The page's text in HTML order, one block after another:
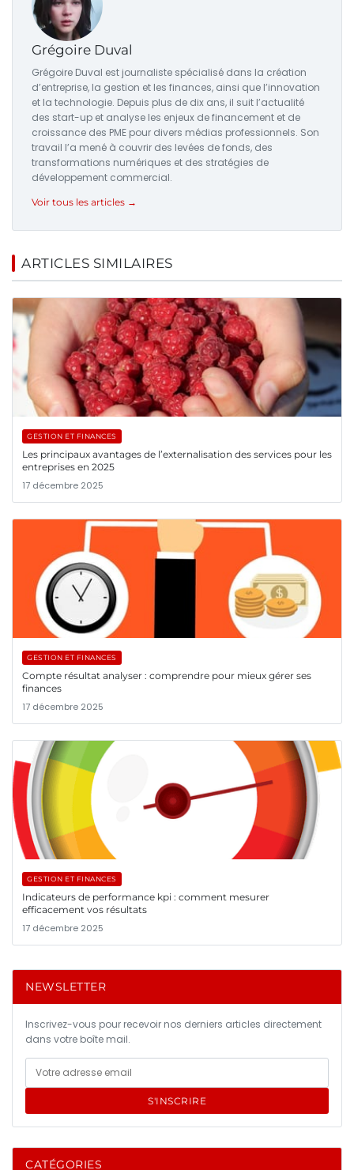
Grégoire Duval
Grégoire Duval est journaliste spécialisé dans la création
d’entreprise, la gestion et les finances, ainsi que l’innovation
et la technologie. Depuis plus de dix ans, il suit l’actualité
des start-up et analyse les enjeux de financement et de
croissance des PME pour divers médias professionnels. Son
travail l’a mené à couvrir des levées de fonds, des
transformations numériques et des stratégies de
développement commercial.
Voir tous les articles →
ARTICLES SIMILAIRES
GESTION ET FINANCES
Les principaux avantages de l’externalisation des services pour les
entreprises en 2025
17 décembre 2025
GESTION ET FINANCES
Compte résultat analyser : comprendre pour mieux gérer ses
finances
17 décembre 2025
GESTION ET FINANCES
Indicateurs de performance kpi : comment mesurer
efficacement vos résultats
17 décembre 2025
NEWSLETTER
Inscrivez-vous pour recevoir nos derniers articles directement
dans votre boîte mail.
S'INSCRIRE
CATÉGORIES